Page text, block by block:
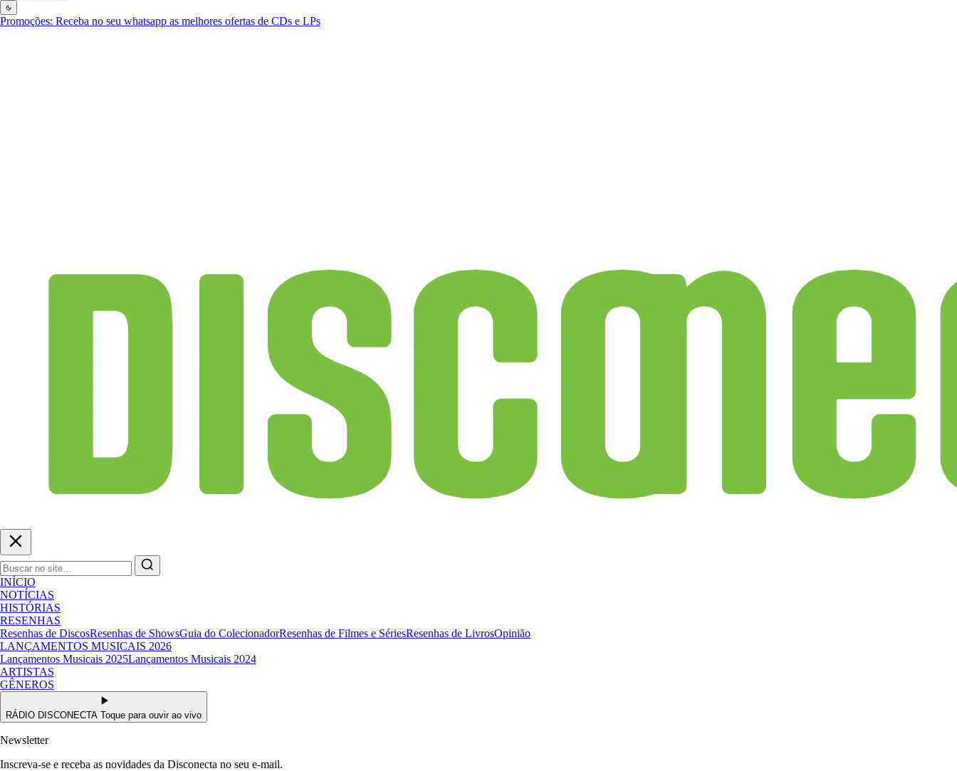
Promoções: Receba no seu whatsapp as melhores ofertas de CDs e LPs
INÍCIO
NOTÍCIAS
HISTÓRIAS
RESENHAS
Resenhas de DiscosResenhas de ShowsGuia do ColecionadorResenhas de Filmes e SériesResenhas de LivrosOpinião
LANÇAMENTOS MUSICAIS 2026
Lançamentos Musicais 2025Lançamentos Musicais 2024
ARTISTAS
GÊNEROS
RÁDIO DISCONECTA Toque para ouvir ao vivo
Newsletter
Inscreva-se e receba as novidades da Disconecta no seu e-mail.